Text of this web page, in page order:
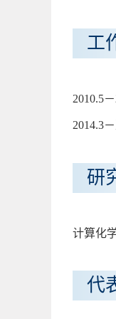
工
2010.5
2014.3
研
计算化
代